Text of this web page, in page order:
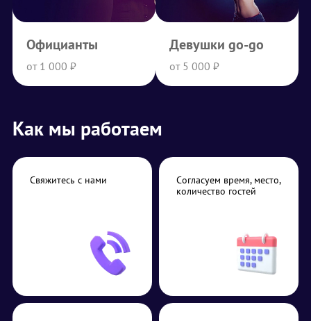
Официанты
от 1 000 ₽
Девушки go-go
от 5 000 ₽
Как мы работаем
Свяжитесь с нами
Согласуем время, место,
количество гостей